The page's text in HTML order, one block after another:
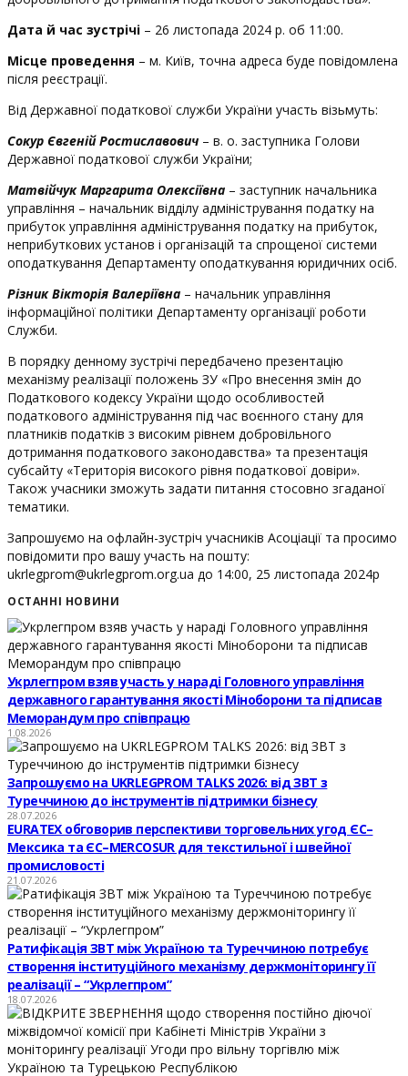
Дата й час зустрічі – 26 листопада 2024 р. об 11:00.
Місце проведення – м. Київ, точна адреса буде повідомлена
після реєстрації.
Від Державної податкової служби України участь візьмуть:
Сокур Євгеній Ростиславович – в. о. заступника Голови
Державної податкової служби України;
Матвійчук Маргарита Олексіївна – заступник начальника
управління – начальник відділу адміністрування податку на
прибуток управління адміністрування податку на прибуток,
неприбуткових установ і організацій та спрощеної системи
оподаткування Департаменту оподаткування юридичних осіб.
Різник Вікторія Валеріївна – начальник управління
інформаційної політики Департаменту організації роботи
Служби.
В порядку денному зустрічі передбачено презентацію
механізму реалізації положень ЗУ «Про внесення змін до
Податкового кодексу України щодо особливостей
податкового адміністрування під час воєнного стану для
платників податків з високим рівнем добровільного
дотримання податкового законодавства» та презентація
субсайту «Територія високого рівня податкової довіри».
Також учасники зможуть задати питання стосовно згаданої
тематики.
Запрошуємо на офлайн-зустріч учасників Асоціації та просимо
повідомити про вашу участь на пошту:
ukrlegprom@ukrlegprom.org.ua до 14:00, 25 листопада 2024р
ОСТАННІ НОВИНИ
Укрлегпром взяв участь у нараді Головного управління
державного гарантування якості Міноборони та підписав
Меморандум про співпрацю
1.08.2026
Запрошуємо на UKRLEGPROM TALKS 2026: від ЗВТ з
Туреччиною до інструментів підтримки бізнесу
28.07.2026
EURATEX обговорив перспективи торговельних угод ЄС–
Мексика та ЄС–MERCOSUR для текстильної і швейної
промисловості
21.07.2026
Ратифікація ЗВТ між Україною та Туреччиною потребує
створення інституційного механізму держмоніторингу її
реалізації – “Укрлегпром”
18.07.2026